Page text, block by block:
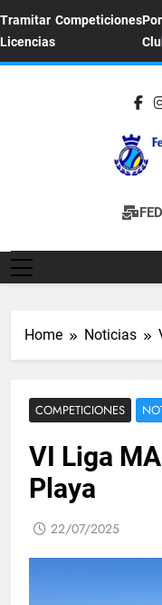
Tramitar
Licencias
Competiciones
Sitio
Home Noticias
COMPETICIONES
VI Liga
Playa
22/07/2025